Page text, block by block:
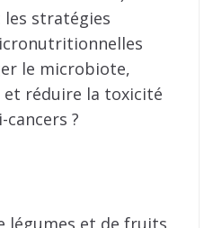
les stratégies
le microbiote,
et réduire la toxicité
?